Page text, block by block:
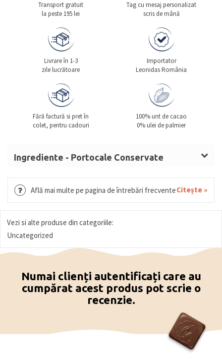
Transport gratuit
la peste 195 lei
Tag cu mesaj personalizat
scris de mână
Livrare în 1-3
zile lucrătoare
Importator
Leonidas România
Fără factură si pret în
colet, pentru cadouri
100% unt de cacao
0% ulei de palmier
Ingrediente - Portocale Conservate
scorțișoară.
Află mai multe pe pagina de întrebări frecventeCitește »
Vezi si alte produse din categoriile:
Uncategorized
Numai clienți autentificați care au
cumpărat acest produs pot scrie o
recenzie.